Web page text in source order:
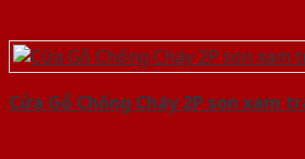
Cửa Gỗ Chống Cháy 2P son xam